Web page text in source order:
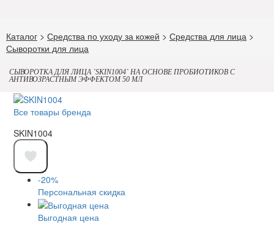
Каталог > Средства по уходу за кожей > Средства для лица >
Сыворотки для лица
СЫВОРОТКА ДЛЯ ЛИЦА `SKIN1004` НА ОСНОВЕ ПРОБИОТИКОВ С
АНТИВОЗРАСТНЫМ ЭФФЕКТОМ 50 МЛ
Все товары бренда
SKIN1004
-20%
Персональная скидка
Выгодная цена